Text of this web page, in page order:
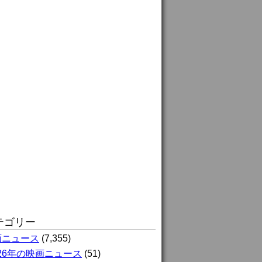
ゴリー
ュース (7,355)
年の映画ニュース (51)